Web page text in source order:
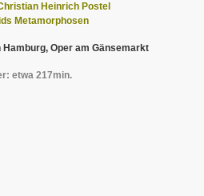
Heinrich Postel
Metamorphosen
Oper am Gänsemarkt
etwa 217min.